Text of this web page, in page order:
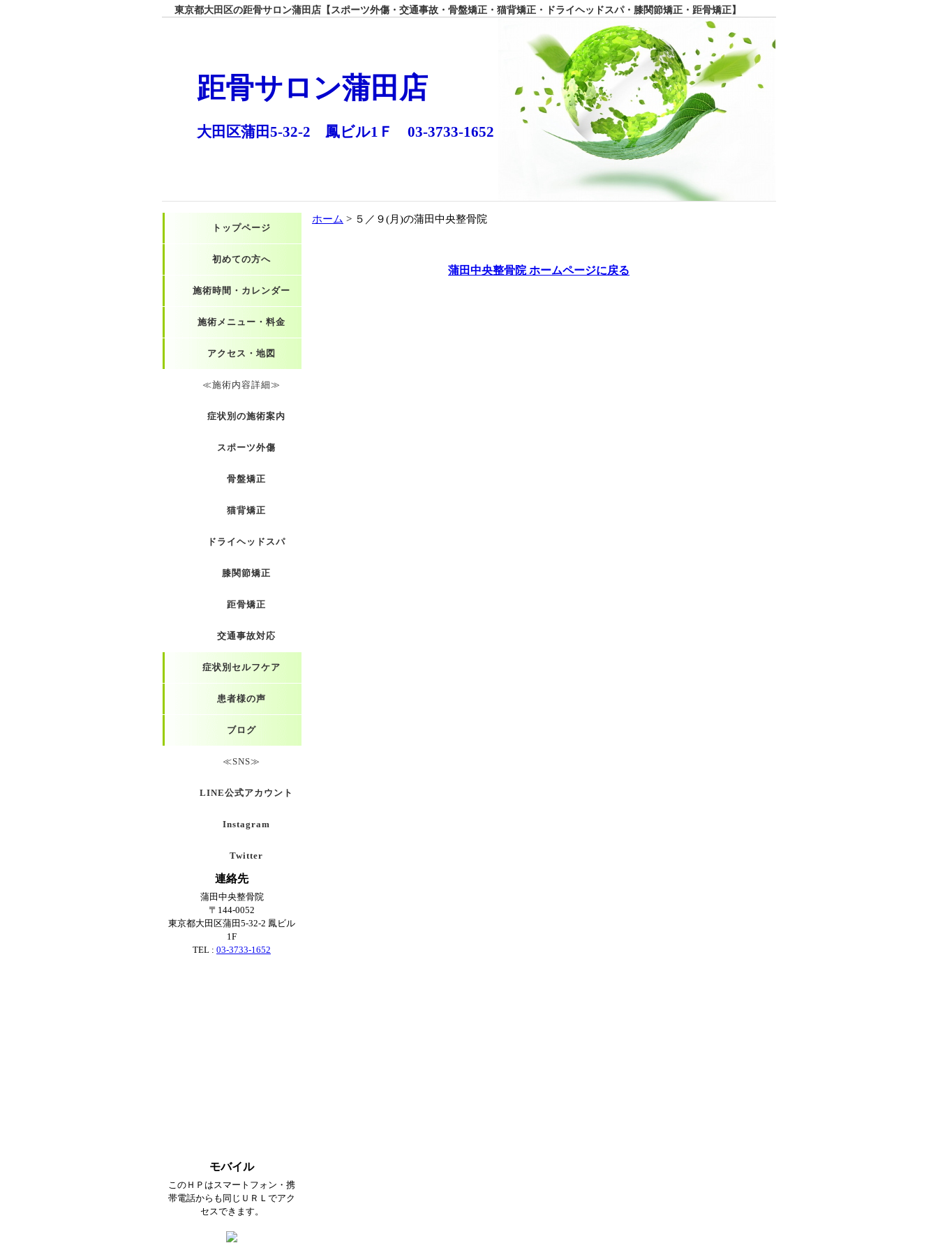
東京都大田区の距骨サロン蒲田店【スポーツ外傷・交通事故・骨盤矯正・猫背矯正・ドライヘッドスパ・膝関節矯正・距骨矯正】
距骨サロン蒲田店
大田区蒲田5-32-2 鳳ビル1Ｆ 03-3733-1652
トップページ
初めての方へ
施術時間・カレンダー
施術メニュー・料金
アクセス・地図
≪施術内容詳細≫
症状別の施術案内
スポーツ外傷
骨盤矯正
猫背矯正
ドライヘッドスパ
膝関節矯正
距骨矯正
交通事故対応
症状別セルフケア
患者様の声
ブログ
≪SNS≫
LINE公式アカウント
Instagram
Twitter
連絡先
蒲田中央整骨院
〒144-0052
東京都大田区蒲田5-32-2 鳳ビル
1F
TEL : 03-3733-1652
モバイル
このＨＰはスマートフォン・携
帯電話からも同じＵＲＬでアク
セスできます。
ホーム > ５／９(月)の蒲田中央整骨院
蒲田中央整骨院 ホームページに戻る